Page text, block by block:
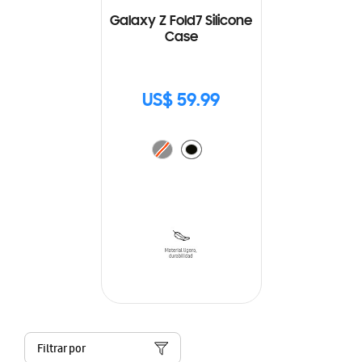
Galaxy Z Fold7 Silicone
Case
US$ 59.99
Filtrar por